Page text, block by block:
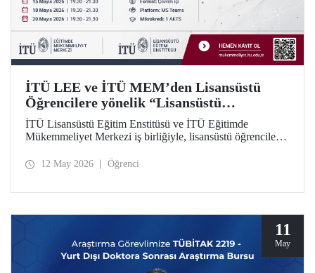
İTÜ LEE ve İTÜ MEM’den Lisansüstü
Öğrencilere yönelik “Lisansüstü
Araştırmalarda Yapay Zekânın Sorumlu
Kullanımı” Eğitim Dizisi
İTÜ Lisansüstü Eğitim Enstitüsü ve İTÜ Eğitimde
Mükemmeliyet Merkezi iş birliğiyle, lisansüstü öğrenciler
sorumlu kullanımına odaklanan 5 modüllü yeni bir eğitim
ise 2026–2027 Güz döneminde uygulanacak.
12 May 2026 Öğrenci
11
May